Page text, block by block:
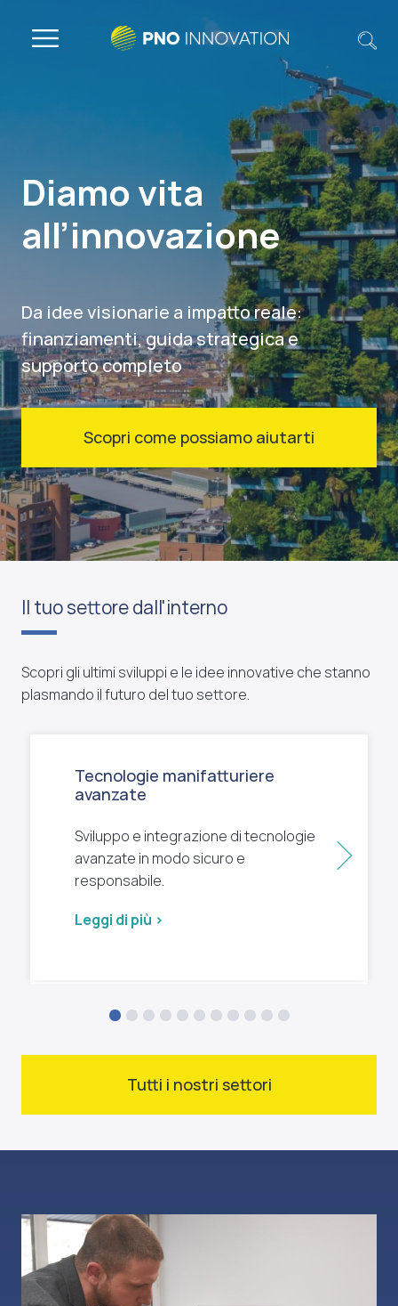
Diamo vita
all’innovazione
Da idee visionarie a impatto reale:
finanziamenti, guida strategica e
supporto completo
Scopri come possiamo aiutarti
Il tuo settore dall'interno
Scopri gli ultimi sviluppi e le idee innovative che stanno
plasmando il futuro del tuo settore.
Tecnologie manifatturiere
avanzate
Sviluppo e integrazione di tecnologie
avanzate in modo sicuro e
responsabile.
Leggi di più >
Tutti i nostri settori